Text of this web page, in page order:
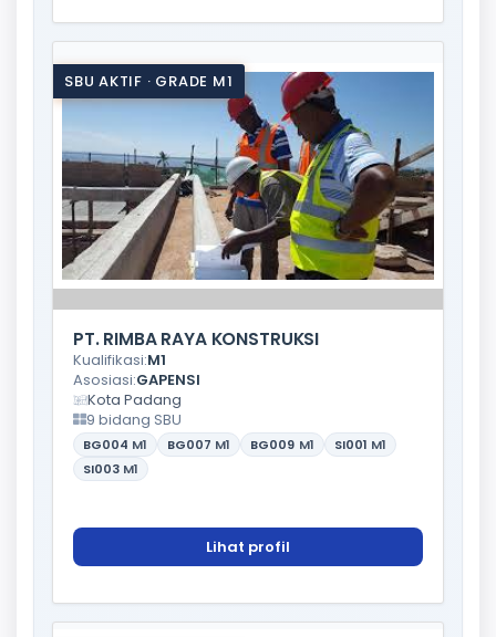
SBU AKTIF · GRADE M1
PT. RIMBA RAYA KONSTRUKSI
Kualifikasi:M1
Asosiasi:GAPENSI
Kota Padang
9 bidang SBU
BG004 M1 BG007 M1 BG009 M1 SI001 M1
SI003 M1
Lihat profil